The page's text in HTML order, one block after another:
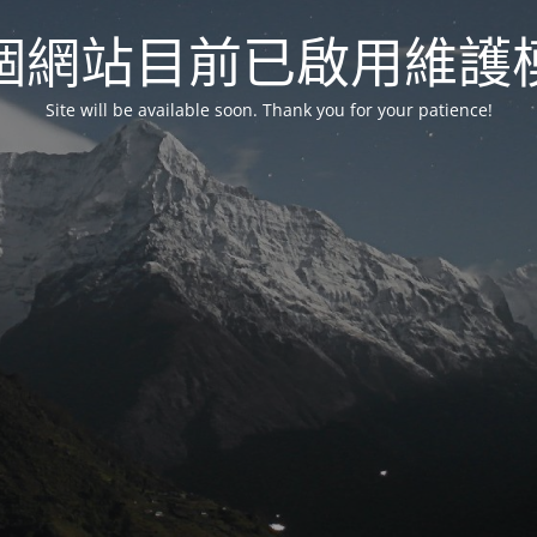
網站目前已啟用維護
Site will be available soon. Thank you for your patience!